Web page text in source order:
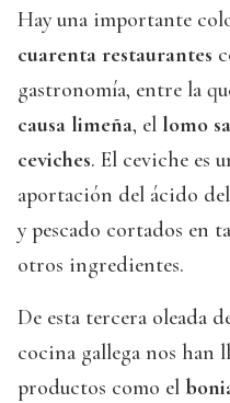
Hay una importante
cuarenta restaurantes
gastronomía, entre la
causa limeña, el lomo
ceviches. El ceviche es
aportación del ácido
y pescado cortados en
otros ingredientes.
De esta tercera oleada
cocina gallega nos han
productos como el